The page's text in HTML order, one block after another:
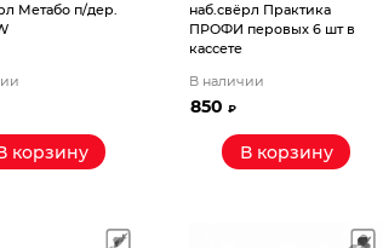
Метабо п/дер.
корзину
наб.свёрл Практика
ПРОФИ перовых 6 шт в
кассете
В наличии
850₽
В корзину